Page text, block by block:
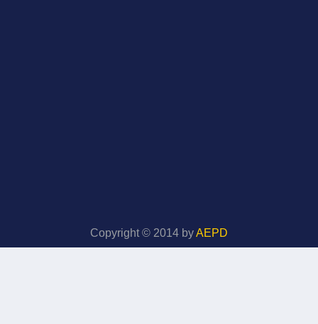
Copyright © 2014 byAEPD